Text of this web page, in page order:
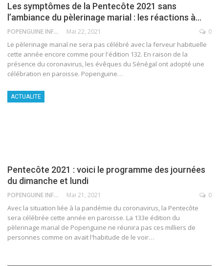
Les symptômes de la Pentecôte 2021 sans
l’ambiance du pèlerinage marial : les réactions à…
POPENGUINE INFO Mai 22, 2021 0
Le pèlerinage marial ne sera pas célébré avec la ferveur habituelle
cette année encore comme pour l'édition 132. En raison de la
présence du coronavirus, les évêques du Sénégal ont adopté une
célébration en paroisse. Popenguine…
ACTUALITE
Pentecôte 2021 : voici le programme des journées
du dimanche et lundi
POPENGUINE INFO Mai 21, 2021 0
Avec la situation liée à la pandémie du coronavirus, la Pentecôte
sera célébrée cette année en paroisse. La 133e édition du
pèlerinage marial de Popenguine ne réunira pas ces milliers de
personnes comme on avait l'habitude de le voir…